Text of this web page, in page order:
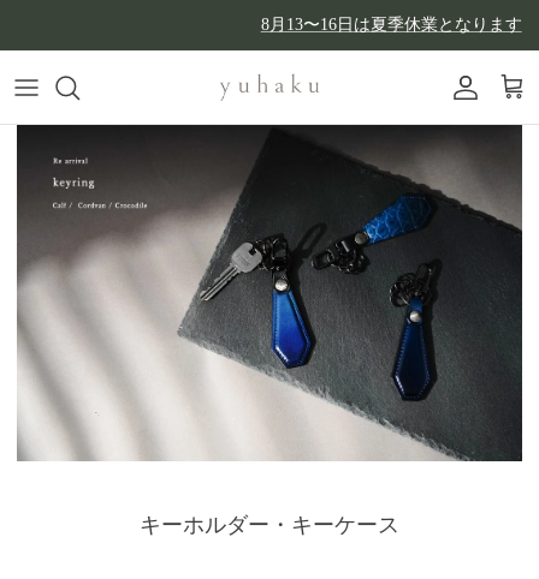
8月13〜16日は夏季休業となります
アカウン
カ
キーホルダー・キーケース